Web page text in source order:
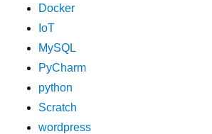
Docker
IoT
MySQL
PyCharm
python
Scratch
wordpress